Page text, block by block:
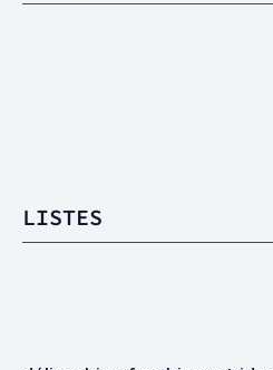
LISTES